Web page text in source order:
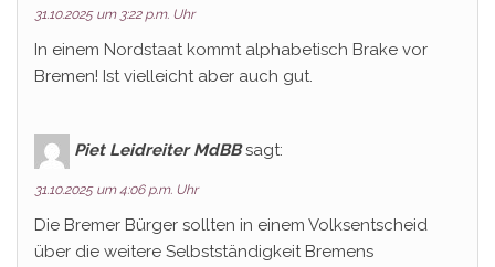
31.10.2025 um 3:22 p.m. Uhr
In einem Nordstaat kommt alphabetisch Brake vor
Bremen! Ist vielleicht aber auch gut.
Piet Leidreiter MdBB sagt:
31.10.2025 um 4:06 p.m. Uhr
Die Bremer Bürger sollten in einem Volksentscheid
über die weitere Selbstständigkeit Bremens